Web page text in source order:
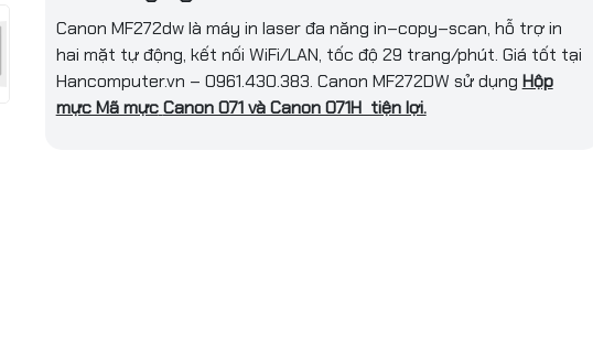
Canon MF272dw là máy in laser đa năng in–copy–scan, hỗ trợ in
hai mặt tự động, kết nối WiFi/LAN, tốc độ 29 trang/phút. Giá tốt tại
Hancomputer.vn – 0961.430.383. Canon MF272DW sử dụng Hộp
mực Mã mực Canon 071 và Canon 071H tiện lợi.
Có
bản gốc tự động
Không